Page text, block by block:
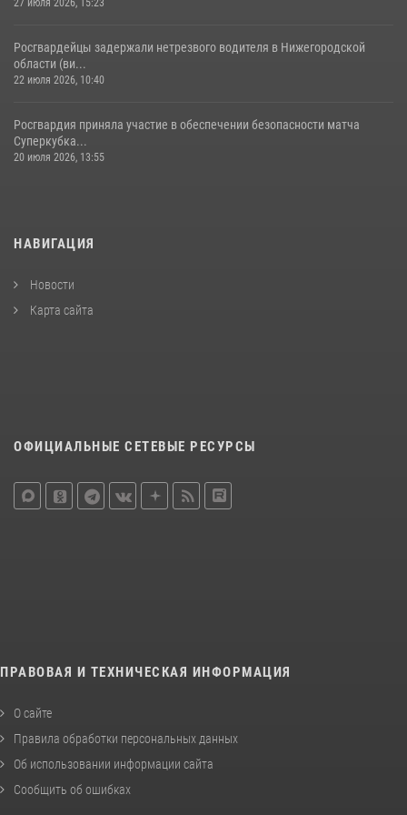
27 июля 2026, 15:23
Росгвардейцы задержали нетрезвого водителя в Нижегородской
области (ви...
22 июля 2026, 10:40
Росгвардия приняла участие в обеспечении безопасности матча
Суперкубка...
20 июля 2026, 13:55
НАВИГАЦИЯ
Новости
Карта сайта
ОФИЦИАЛЬНЫЕ СЕТЕВЫЕ РЕСУРСЫ
ПРАВОВАЯ И ТЕХНИЧЕСКАЯ ИНФОРМАЦИЯ
О сайте
Правила обработки персональных данных
Об использовании информации сайта
Сообщить об ошибках